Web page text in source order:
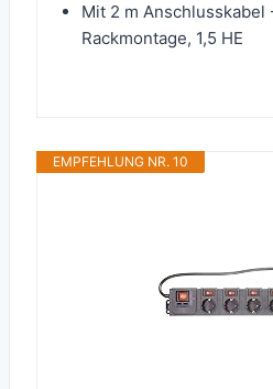
Mit 2 m Anschlusskabel
Rackmontage, 1,5 HE
EMPFEHLUNG NR. 10